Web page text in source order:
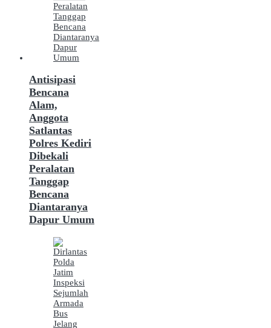
Antisipasi
Bencana
Alam,
Anggota
Satlantas
Polres Kediri
Dibekali
Peralatan
Tanggap
Bencana
Diantaranya
Dapur Umum